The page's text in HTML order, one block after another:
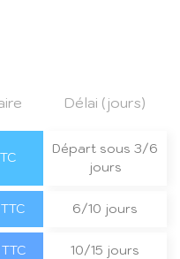
Délai (jours)
Départ sous 3/6
jours
6/10 jours
10/15 jours